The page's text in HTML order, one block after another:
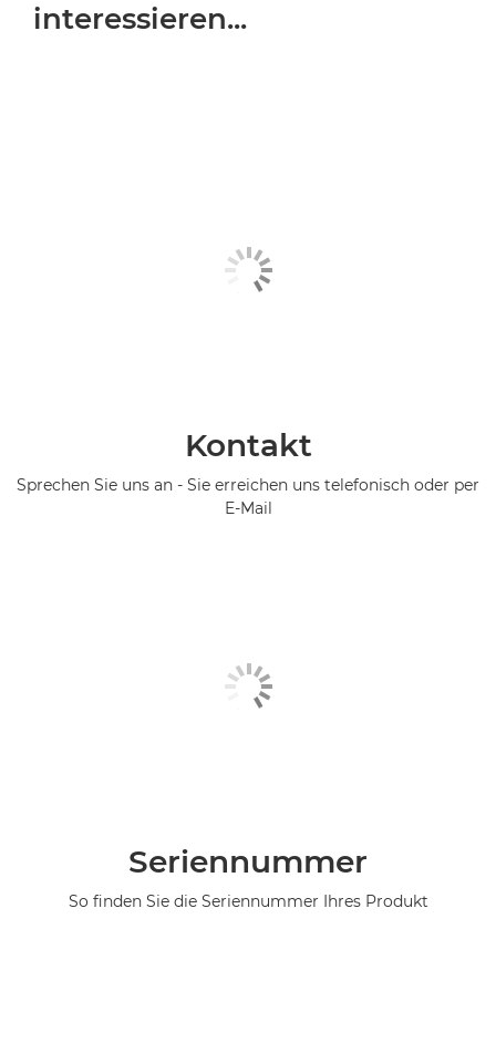
interessieren...
Kontakt
Sprechen Sie uns an - Sie erreichen uns telefonisch oder per
E-Mail
Seriennummer
So finden Sie die Seriennummer Ihres Produkt